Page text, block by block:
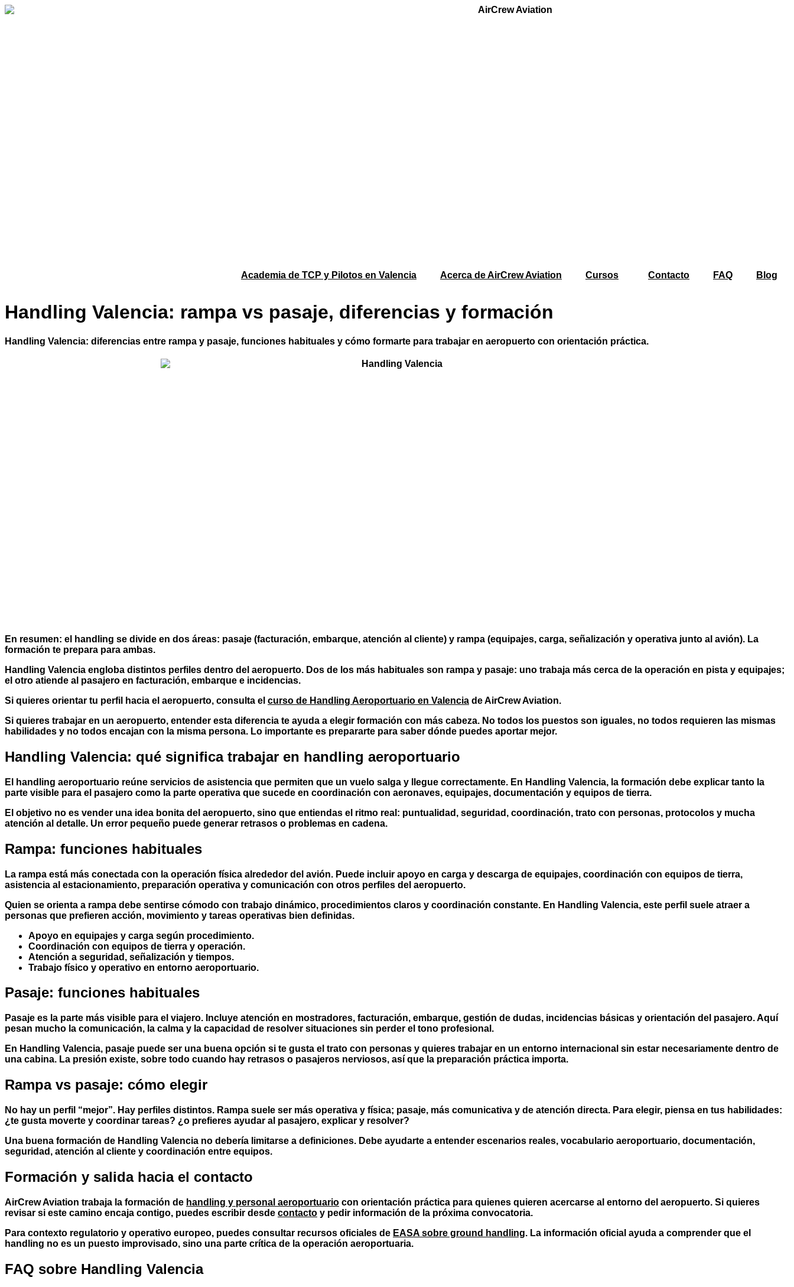
Academia de TCP y Pilotos en Valencia Acerca de AirCrew Aviation Cursos Contacto FAQ Blog
Handling Valencia: rampa vs pasaje, diferencias y formación
Handling Valencia: diferencias entre rampa y pasaje, funciones habituales y cómo formarte para trabajar en aeropuerto con orientación práctica.
En resumen: el handling se divide en dos áreas: pasaje (facturación, embarque, atención al cliente) y rampa (equipajes, carga, señalización y operativa junto al avión). La
formación te prepara para ambas.
Handling Valencia engloba distintos perfiles dentro del aeropuerto. Dos de los más habituales son rampa y pasaje: uno trabaja más cerca de la operación en pista y equipajes;
el otro atiende al pasajero en facturación, embarque e incidencias.
Si quieres orientar tu perfil hacia el aeropuerto, consulta el curso de Handling Aeroportuario en Valencia de AirCrew Aviation.
Si quieres trabajar en un aeropuerto, entender esta diferencia te ayuda a elegir formación con más cabeza. No todos los puestos son iguales, no todos requieren las mismas
habilidades y no todos encajan con la misma persona. Lo importante es prepararte para saber dónde puedes aportar mejor.
Handling Valencia: qué significa trabajar en handling aeroportuario
El handling aeroportuario reúne servicios de asistencia que permiten que un vuelo salga y llegue correctamente. En Handling Valencia, la formación debe explicar tanto la
parte visible para el pasajero como la parte operativa que sucede en coordinación con aeronaves, equipajes, documentación y equipos de tierra.
El objetivo no es vender una idea bonita del aeropuerto, sino que entiendas el ritmo real: puntualidad, seguridad, coordinación, trato con personas, protocolos y mucha
atención al detalle. Un error pequeño puede generar retrasos o problemas en cadena.
Rampa: funciones habituales
La rampa está más conectada con la operación física alrededor del avión. Puede incluir apoyo en carga y descarga de equipajes, coordinación con equipos de tierra,
asistencia al estacionamiento, preparación operativa y comunicación con otros perfiles del aeropuerto.
Quien se orienta a rampa debe sentirse cómodo con trabajo dinámico, procedimientos claros y coordinación constante. En Handling Valencia, este perfil suele atraer a
personas que prefieren acción, movimiento y tareas operativas bien definidas.
Apoyo en equipajes y carga según procedimiento.
Coordinación con equipos de tierra y operación.
Atención a seguridad, señalización y tiempos.
Trabajo físico y operativo en entorno aeroportuario.
Pasaje: funciones habituales
Pasaje es la parte más visible para el viajero. Incluye atención en mostradores, facturación, embarque, gestión de dudas, incidencias básicas y orientación del pasajero. Aquí
pesan mucho la comunicación, la calma y la capacidad de resolver situaciones sin perder el tono profesional.
En Handling Valencia, pasaje puede ser una buena opción si te gusta el trato con personas y quieres trabajar en un entorno internacional sin estar necesariamente dentro de
una cabina. La presión existe, sobre todo cuando hay retrasos o pasajeros nerviosos, así que la preparación práctica importa.
Rampa vs pasaje: cómo elegir
No hay un perfil “mejor”. Hay perfiles distintos. Rampa suele ser más operativa y física; pasaje, más comunicativa y de atención directa. Para elegir, piensa en tus habilidades:
¿te gusta moverte y coordinar tareas? ¿o prefieres ayudar al pasajero, explicar y resolver?
Una buena formación de Handling Valencia no debería limitarse a definiciones. Debe ayudarte a entender escenarios reales, vocabulario aeroportuario, documentación,
seguridad, atención al cliente y coordinación entre equipos.
Formación y salida hacia el contacto
AirCrew Aviation trabaja la formación de handling y personal aeroportuario con orientación práctica para quienes quieren acercarse al entorno del aeropuerto. Si quieres
revisar si este camino encaja contigo, puedes escribir desde contacto y pedir información de la próxima convocatoria.
Para contexto regulatorio y operativo europeo, puedes consultar recursos oficiales de EASA sobre ground handling. La información oficial ayuda a comprender que el
handling no es un puesto improvisado, sino una parte crítica de la operación aeroportuaria.
FAQ sobre Handling Valencia